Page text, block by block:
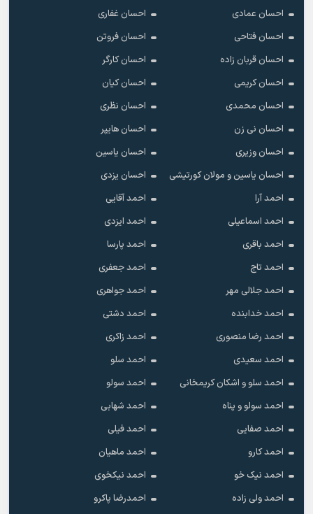
احسان عمادی
احسان غفاری
احسان فتاحی
احسان فروتن
احسان قربان زاده
احسان کارگر
احسان کریمی
احسان کیان
احسان محمدی
احسان نظری
احسان نی زن
احسان هایپر
احسان وزیری
احسان یاسین
احسان یاسین و مولان کورتیشی
احسان یزدی
احمد آرا
احمد آقایی
احمد اسماعیلی
احمد ایزدی
احمد باقری
احمد پارسا
احمد تاج
احمد جعفری
احمد جلالی مهر
احمد جواهری
احمد خدابنده
احمد دشتی
احمد رضا منصوری
احمد زاکری
احمد سعیدی
احمد سلو
احمد سلو و اشکان کریمخانی
احمد سولو
احمد سولو و پناه
احمد شهابی
احمد صفایی
احمد فیلی
احمد کارو
احمد ماهیان
احمد نیک خو
احمد نیکخوی
احمد ولی زاده
احمدرضا پاکرو